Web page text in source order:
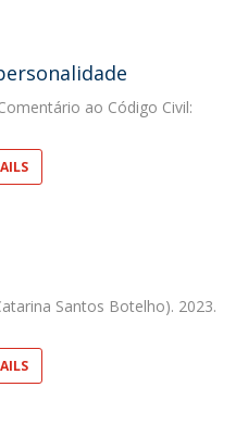
ao Código Civil:
Santos Botelho). 2023.